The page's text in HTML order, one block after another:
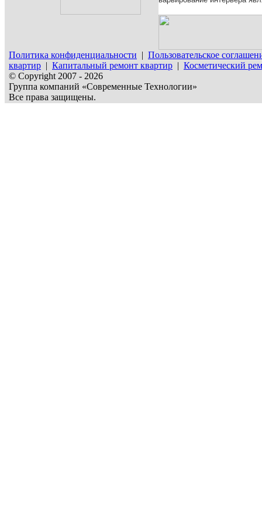
Политика конфиденциальности | Пользовательское
квартир | Капитальный ремонт квартир | Косметический
© Copyright 2007 - 2026
Группа компаний «Современные Технологии»
Все права защищены.